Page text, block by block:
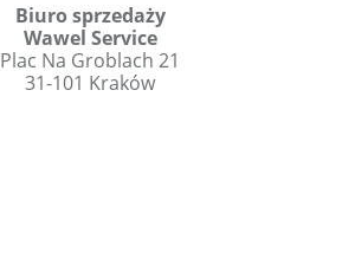
Biuro sprzedaży
Wawel Service
Plac Na Groblach 21
31-101 Kraków